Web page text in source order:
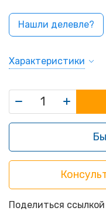
Нашли делевле?
Характеристики
Поделиться ссылкой